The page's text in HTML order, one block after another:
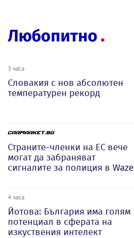
Любопитно
3 часа
Словакия с нов абсолютен
температурен рекорд
Страните-членки на ЕС вече
могат да забраняват
сигналите за полиция в Waze
4 часа
Йотова: България има голям
потенциал в сферата на
изкуствения интелект